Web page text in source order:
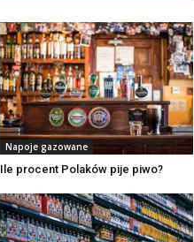
Napoje gazowane
Ile procent Polaków pije piwo?